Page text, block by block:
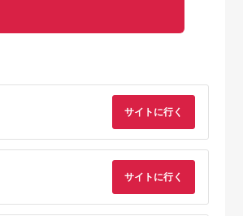
サイトに行く
サイトに行く